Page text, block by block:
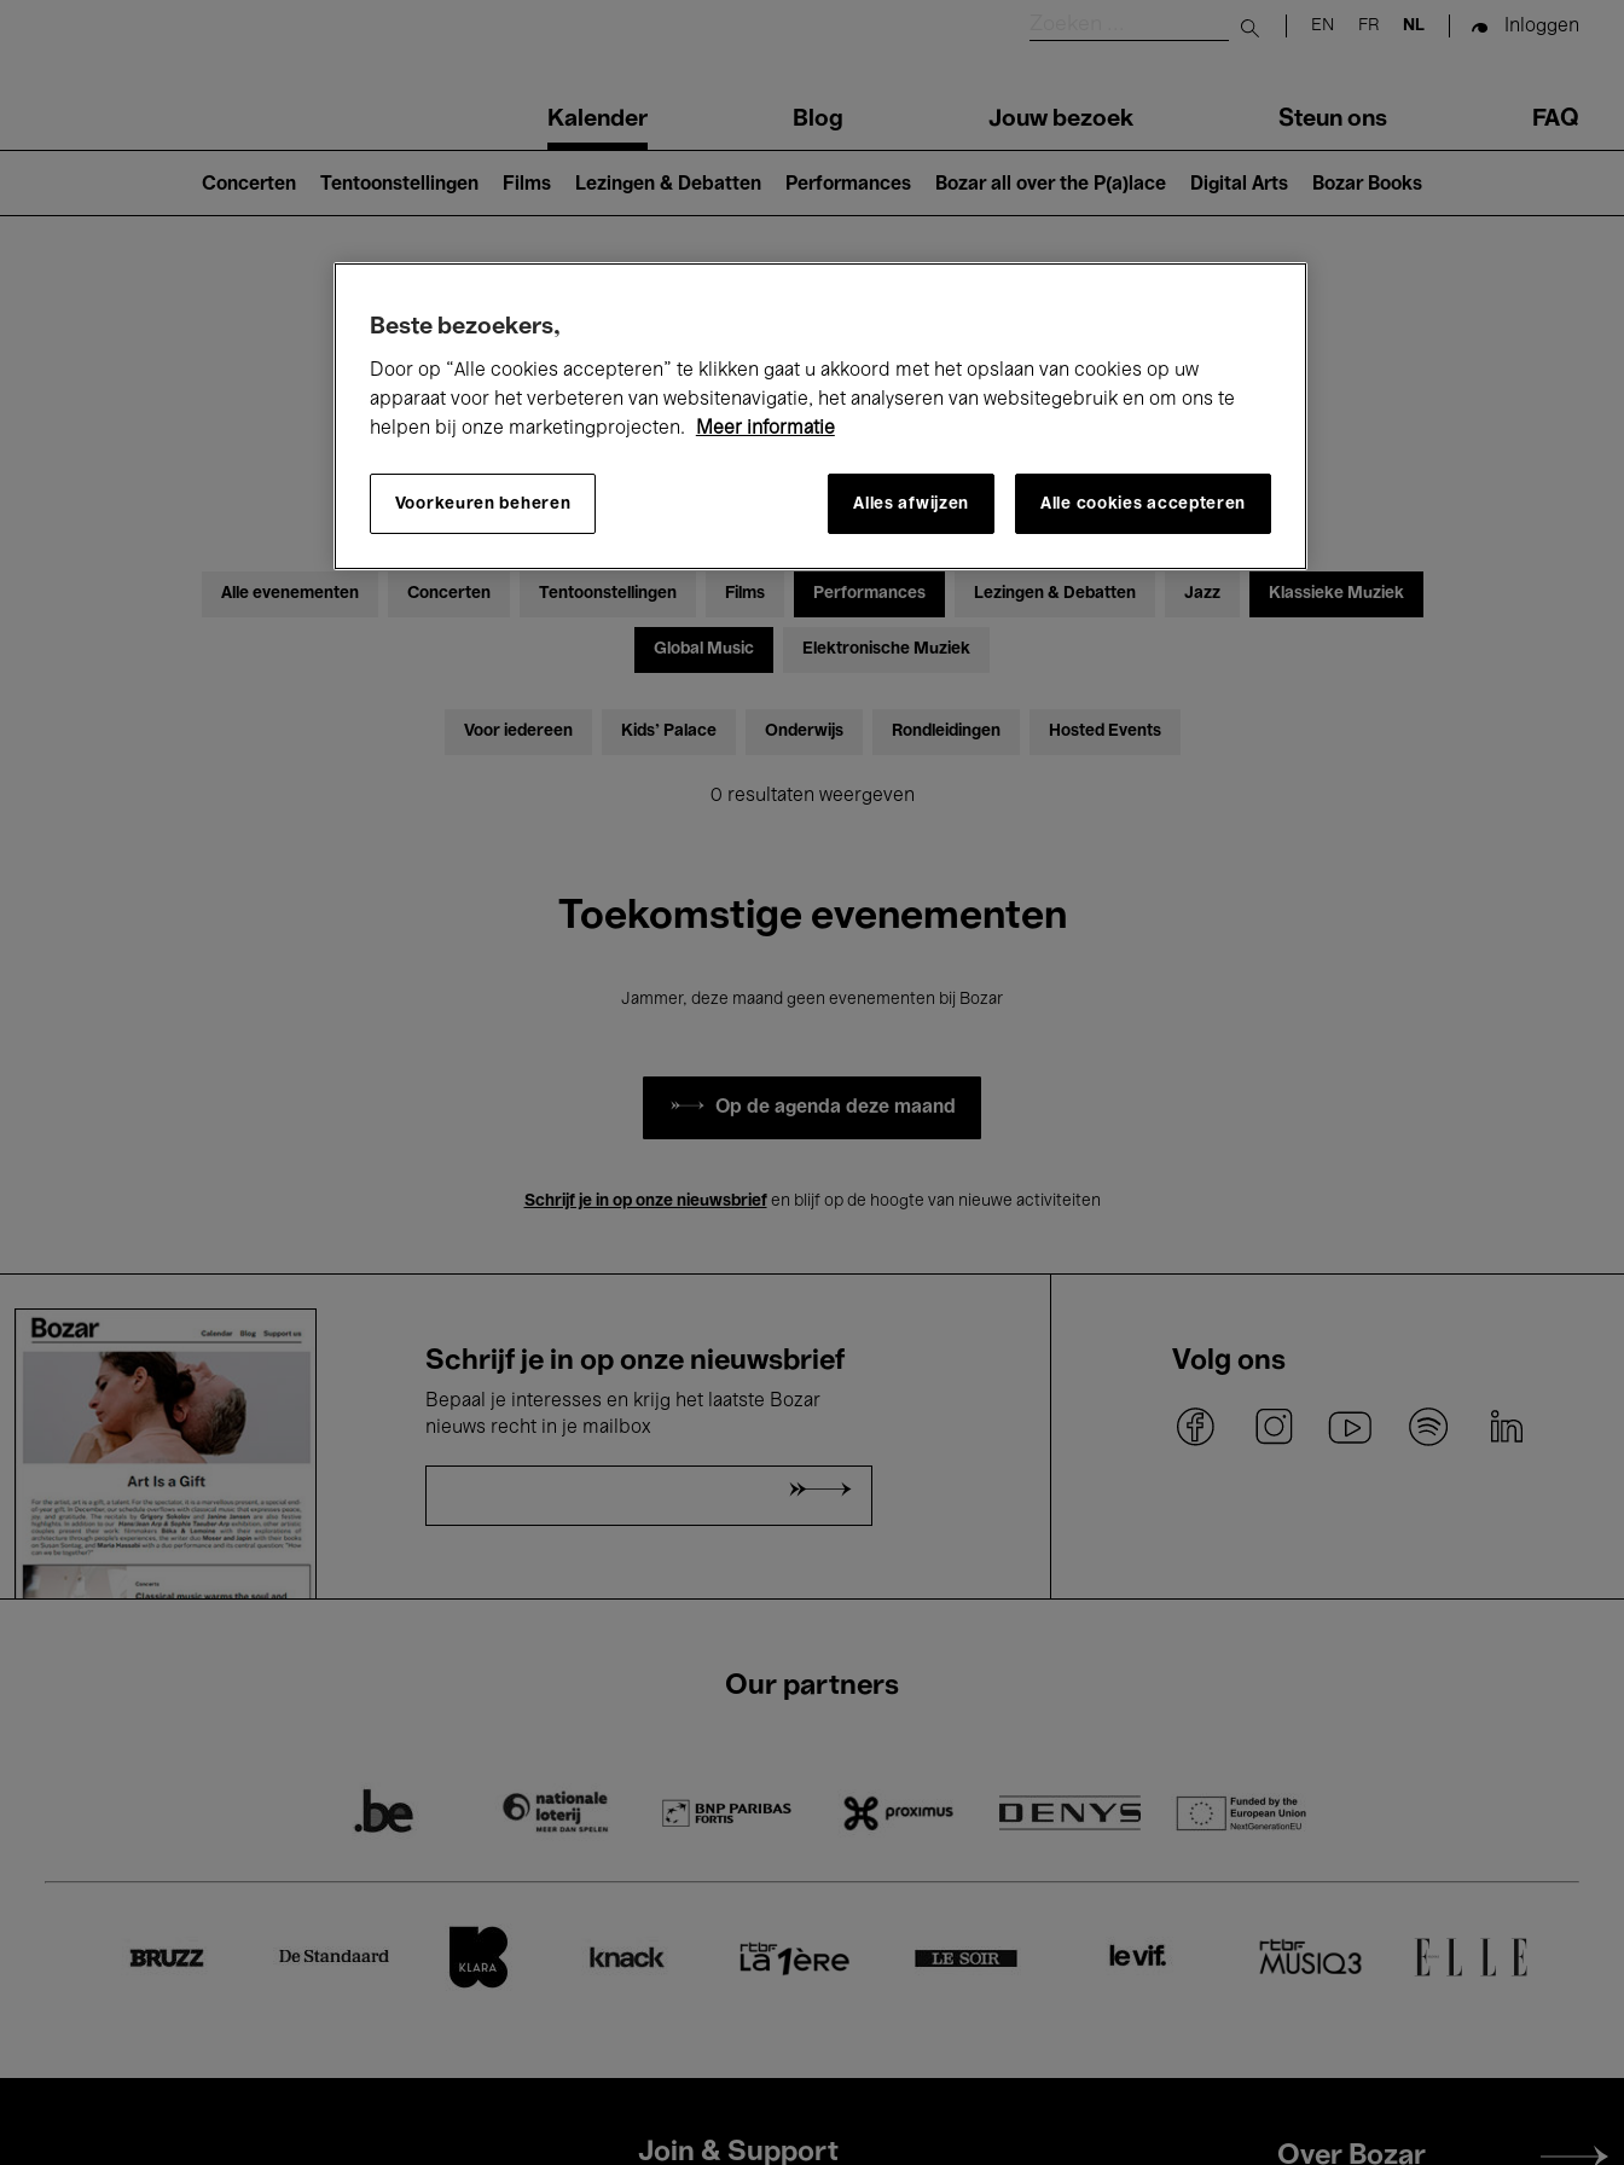
Submit search
EN FR NL Inloggen
navigationKalender Blog Jouw bezoek Steun ons FAQ
2)
Concerten Tentoonstellingen Films Lezingen & Debatten Performances Bozar all over the P(a)lace Digital Arts Bozar Books
Alle evenementen Concerten Tentoonstellingen Films Performances Lezingen & Debatten Jazz Klassieke Muziek
Global Music Elektronische Muziek
Voor iedereen Kids’ Palace Onderwijs Rondleidingen Hosted Events
0 resultaten weergeven
Toekomstige evenementen
Jammer, deze maand geen evenementen bij Bozar
Op de agenda deze maand
Schrijf je in op onze nieuwsbriefen blijf op de hoogte van nieuwe activiteiten
Schrijf je in op onze nieuwsbrief
Bepaal je interesses en krijg het laatste Bozar
nieuws recht in je mailbox
Volg ons
Our partners
Join & Support
Footer
Over Bozar
Beste bezoekers,
Door op “Alle cookies accepteren” te klikken gaat u akkoord met het opslaan van cookies op uw
apparaat voor het verbeteren van websitenavigatie, het analyseren van websitegebruik en om ons te
helpen bij onze marketingprojecten.
Meer informatie
Voorkeuren beheren Alles afwijzen Alle cookies accepteren